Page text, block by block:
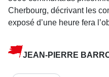
Cherbourg, décrivant les
exposé d’une heure fera
JEAN-PIERRE